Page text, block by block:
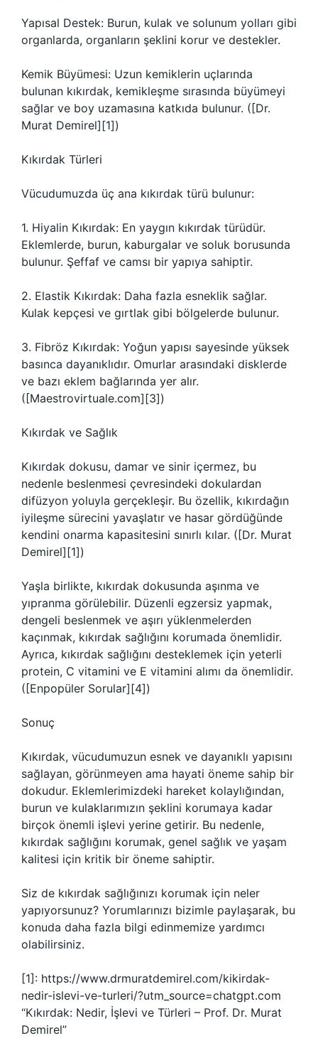
Yapısal Destek: Burun, kulak ve solunum yolları gibi
organlarda, organların şeklini korur ve destekler.
Kemik Büyümesi: Uzun kemiklerin uçlarında
bulunan kıkırdak, kemikleşme sırasında büyümeyi
sağlar ve boy uzamasına katkıda bulunur. ([Dr.
Murat Demirel][1])
Kıkırdak Türleri
Vücudumuzda üç ana kıkırdak türü bulunur:
1. Hiyalin Kıkırdak: En yaygın kıkırdak türüdür.
Eklemlerde, burun, kaburgalar ve soluk borusunda
bulunur. Şeffaf ve camsı bir yapıya sahiptir.
2. Elastik Kıkırdak: Daha fazla esneklik sağlar.
Kulak kepçesi ve gırtlak gibi bölgelerde bulunur.
3. Fibröz Kıkırdak: Yoğun yapısı sayesinde yüksek
basınca dayanıklıdır. Omurlar arasındaki disklerde
ve bazı eklem bağlarında yer alır.
([Maestrovirtuale.com][3])
Kıkırdak ve Sağlık
Kıkırdak dokusu, damar ve sinir içermez, bu
nedenle beslenmesi çevresindeki dokulardan
difüzyon yoluyla gerçekleşir. Bu özellik, kıkırdağın
iyileşme sürecini yavaşlatır ve hasar gördüğünde
kendini onarma kapasitesini sınırlı kılar. ([Dr. Murat
Demirel][1])
Yaşla birlikte, kıkırdak dokusunda aşınma ve
yıpranma görülebilir. Düzenli egzersiz yapmak,
dengeli beslenmek ve aşırı yüklenmelerden
kaçınmak, kıkırdak sağlığını korumada önemlidir.
Ayrıca, kıkırdak sağlığını desteklemek için yeterli
protein, C vitamini ve E vitamini alımı da önemlidir.
([Enpopüler Sorular][4])
Sonuç
Kıkırdak, vücudumuzun esnek ve dayanıklı yapısını
sağlayan, görünmeyen ama hayati öneme sahip bir
dokudur. Eklemlerimizdeki hareket kolaylığından,
burun ve kulaklarımızın şeklini korumaya kadar
birçok önemli işlevi yerine getirir. Bu nedenle,
kıkırdak sağlığını korumak, genel sağlık ve yaşam
kalitesi için kritik bir öneme sahiptir.
Siz de kıkırdak sağlığınızı korumak için neler
yapıyorsunuz? Yorumlarınızı bizimle paylaşarak, bu
konuda daha fazla bilgi edinmemize yardımcı
olabilirsiniz.
[1]: https://www.drmuratdemirel.com/kikirdak-
nedir-islevi-ve-turleri/?utm_source=chatgpt.com
“Kıkırdak: Nedir, İşlevi ve Türleri – Prof. Dr. Murat
Demirel”